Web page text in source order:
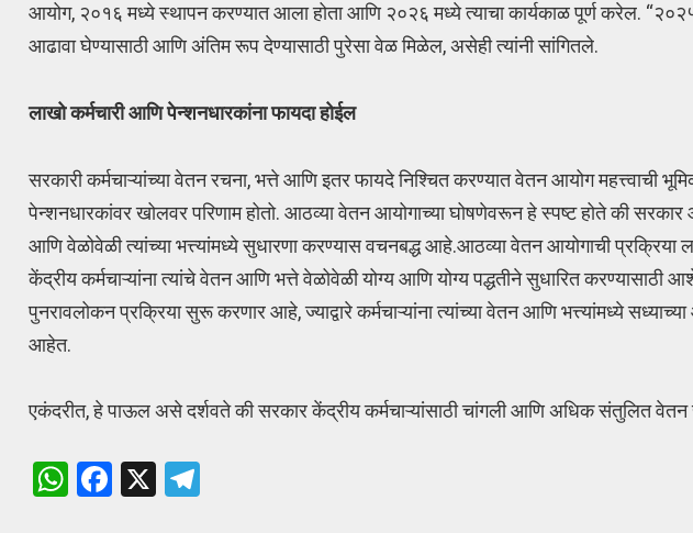
आयोग, २०१६ मध्ये स्थापन करण्यात आला होता आणि २०२६ मध्ये त्याचा कार्यकाळ पूर्ण करेल. “२०२५
आढावा घेण्यासाठी आणि अंतिम रूप देण्यासाठी पुरेसा वेळ मिळेल, असेही त्यांनी सांगितले.
लाखो कर्मचारी आणि पेन्शनधारकांना फायदा होईल
सरकारी कर्मचाऱ्यांच्या वेतन रचना, भत्ते आणि इतर फायदे निश्चित करण्यात वेतन आयोग महत्त्वाची
पेन्शनधारकांवर खोलवर परिणाम होतो. आठव्या वेतन आयोगाच्या घोषणेवरून हे स्पष्ट होते की
आणि वेळोवेळी त्यांच्या भत्त्यांमध्ये सुधारणा करण्यास वचनबद्ध आहे.आठव्या वेतन आयोगाची
केंद्रीय कर्मचाऱ्यांना त्यांचे वेतन आणि भत्ते वेळोवेळी योग्य आणि योग्य पद्धतीने सुधारित
पुनरावलोकन प्रक्रिया सुरू करणार आहे, ज्याद्वारे कर्मचाऱ्यांना त्यांच्या वेतन आणि भत्त्यांमध्ये
आहेत.
एकंदरीत, हे पाऊल असे दर्शवते की सरकार केंद्रीय कर्मचाऱ्यांसाठी चांगली आणि अधिक संतुलित वेतन
W F
X